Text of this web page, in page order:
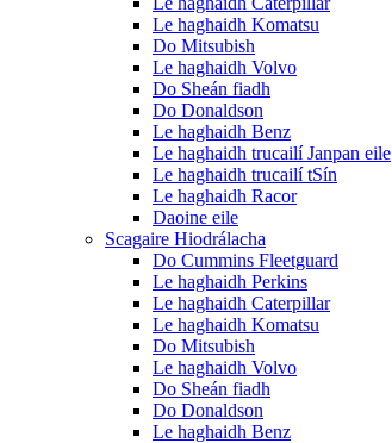
Le haghaidh Komatsu
Do Mitsubish
Le haghaidh Volvo
Do Sheán fiadh
Do Donaldson
Le haghaidh Benz
Le haghaidh trucailí Janpan eile
Le haghaidh trucailí tSín
Le haghaidh Racor
Daoine eile
Scagaire Hiodrálacha
Do Cummins Fleetguard
Le haghaidh Perkins
Le haghaidh Caterpillar
Le haghaidh Komatsu
Do Mitsubish
Le haghaidh Volvo
Do Sheán fiadh
Do Donaldson
Le haghaidh Benz